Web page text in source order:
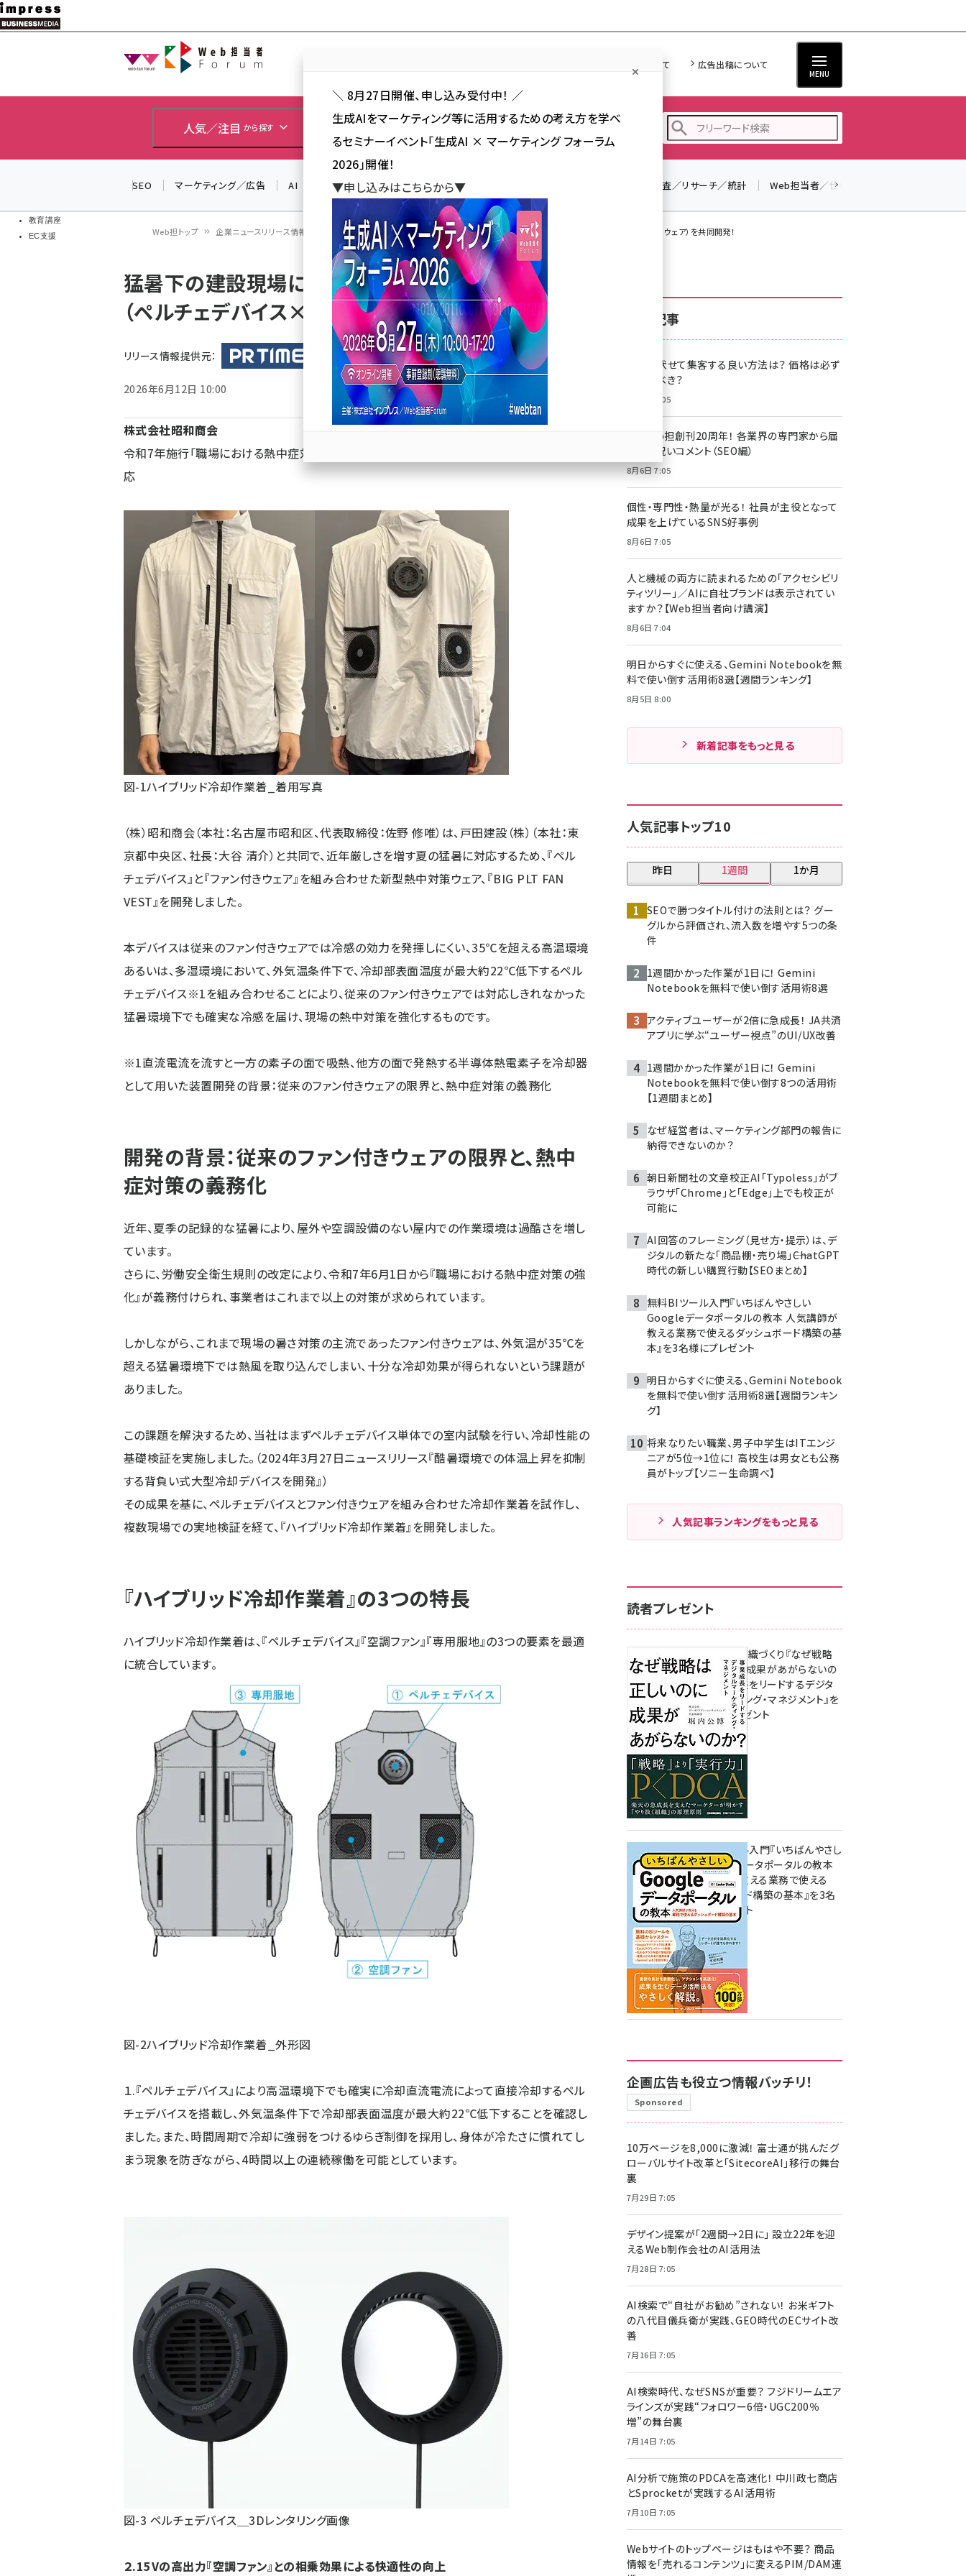
メ
イ
教育講座
EC支援
Web担当者Forum
Web担について 広告出稿について
MENU
人気／注目 から探す カテゴリ／種別 から探す セミナー／イベント から探す
ai (2804)
z世代 (1622)
meo (1275)
SEO マーケティング／広告 AI SNS アクセス解析／データ分析 調査／リサーチ／統計 Web担当者／仕事
ン
く
ず
Web担トップ 企業ニュースリリース情報（PR TIMES） 猛暑下の建設現場に向け「ハイブリッド冷却作業着」（ペルチェデバイス×ファン付きウェア）を共同開発！
猛暑下の建設現場に向け「ハイブリッド冷却作業着」
（ペルチェデバイス×ファン付きウェア）を共同開発！
リリース情報提供元：
2026年6月12日 10:00
株式会社昭和商会
令和7年施行「職場における熱中症対策の強化」義務化を背景に建設現場の過酷な暑さに対
応
図-1ハイブリッド冷却作業着_着用写真
（株）昭和商会（本社：名古屋市昭和区、代表取締役：佐野 修唯）は、戸田建設（株）（本社：東
京都中央区、社長：大谷 清介）と共同で、近年厳しさを増す夏の猛暑に対応するため、『ペル
チェデバイス』と『ファン付きウェア』を組み合わせた新型熱中対策ウェア、『BIG PLT FAN
VEST』を開発しました。
本デバイスは従来のファン付きウェアでは冷感の効力を発揮しにくい、35℃を超える高温環境
あるいは、多湿環境において、外気温条件下で、冷却部表面温度が最大約22℃低下するペル
チェデバイス※1を組み合わせることにより、従来のファン付きウェアでは対応しきれなかった
猛暑環境下でも確実な冷感を届け、現場の熱中対策を強化するものです。
※1直流電流を流すと一方の素子の面で吸熱、他方の面で発熱する半導体熱電素子を冷却器
として用いた装置開発の背景：従来のファン付きウェアの限界と、熱中症対策の義務化
開発の背景：従来のファン付きウェアの限界と、熱中
症対策の義務化
近年、夏季の記録的な猛暑により、屋外や空調設備のない屋内での作業環境は過酷さを増し
ています。
さらに、労働安全衛生規則の改定により、令和7年6月1日から『職場における熱中症対策の強
化』が義務付けられ、事業者はこれまで以上の対策が求められています。
しかしながら、これまで現場の暑さ対策の主流であったファン付きウェアは、外気温が35℃を
超える猛暑環境下では熱風を取り込んでしまい、十分な冷却効果が得られないという課題が
ありました。
この課題を解決するため、当社はまずペルチェデバイス単体での室内試験を行い、冷却性能の
基礎検証を実施しました。（2024年3月27日ニュースリリース『酷暑環境での体温上昇を抑制
する背負い式大型冷却デバイスを開発』）
その成果を基に、ペルチェデバイスとファン付きウェアを組み合わせた冷却作業着を試作し、
複数現場での実地検証を経て、『ハイブリッド冷却作業着』を開発しました。
『ハイブリッド冷却作業着』の3つの特長
ハイブリッド冷却作業着は、『ペルチェデバイス』『空調ファン』『専用服地』の3つの要素を最適
に統合しています。
図-2ハイブリッド冷却作業着_外形図
１.『ペルチェデバイス』により高温環境下でも確実に冷却直流電流によって直接冷却するペル
チェデバイスを搭載し、外気温条件下で冷却部表面温度が最大約22℃低下することを確認し
ました。また、時間周期で冷却に強弱をつけるゆらぎ制御を採用し、身体が冷たさに慣れてし
まう現象を防ぎながら、4時間以上の連続稼働を可能としています。
図-3 ペルチェデバイス＿3Dレンタリング画像
２.15Vの高出力『空調ファン』との相乗効果による快適性の向上
新着記事
価格を伏せて集客する良い方法は？ 価格は必ず
記載すべき？
8月6日 7:05
祝・Web担創刊20周年！ 各業界の専門家から届
いたお祝いコメント（SEO編）
8月6日 7:05
個性・専門性・熱量が光る！ 社員が主役となって
成果を上げているSNS好事例
8月6日 7:05
人と機械の両方に読まれるための「アクセシビリ
ティツリー」／AIに自社ブランドは表示されてい
ますか？【Web担当者向け講演】
8月6日 7:04
明日からすぐに使える、Gemini Notebookを無
料で使い倒す活用術8選【週間ランキング】
8月5日 8:00
新着記事をもっと見る
人気記事トップ10
昨日 1週間 1か月
SEOで勝つタイトル付けの法則とは？ グー
グルから評価され、流入数を増やす5つの条
件
1週間かかった作業が1日に！ Gemini
Notebookを無料で使い倒す活用術8選
アクティブユーザーが2倍に急成長！ JA共済
アプリに学ぶ“ユーザー視点”のUI/UX改善
1週間かかった作業が1日に！ Gemini
Notebookを無料で使い倒す8つの活用術
【1週間まとめ】
なぜ経営者は、マーケティング部門の報告に
納得できないのか？
朝日新聞社の文章校正AI「Typoless」がブ
ラウザ「Chrome」と「Edge」上でも校正が
可能に
AI回答のフレーミング（見せ方・提示）は、デ
ジタルの新たな「商品棚・売り場」――ChatGPT
時代の新しい購買行動【SEOまとめ】
無料BIツール入門『いちばんやさしい
Googleデータポータルの教本 人気講師が
教える業務で使えるダッシュボード構築の基
本』を3名様にプレゼント
明日からすぐに使える、Gemini Notebook
を無料で使い倒す活用術8選【週間ランキン
グ】
将来なりたい職業、男子中学生はITエンジ
ニアが5位→1位に！ 高校生は男女とも公務
員がトップ【ソニー生命調べ】
人気記事ランキングをもっと見る
読者プレゼント
成果を生む組織づくり『なぜ戦略
は正しいのに成果があがらないの
か？ 事業成長をリードするデジタ
ルマーケティング・マネジメント』を
3名様にプレゼント
10:00
無料BIツール入門『いちばんやさし
いGoogleデータポータルの教本
人気講師が教える業務で使える
ダッシュボード構築の基本』を3名
様にプレゼント
7月31日 10:00
企画広告も役立つ情報バッチリ！
Sponsored
10万ページを8,000に激減！ 富士通が挑んだグ
ローバルサイト改革と「SitecoreAI」移行の舞台
裏
7月29日 7:05
デザイン提案が「2週間→2日に」 設立22年を迎
えるWeb制作会社のAI活用法
7月28日 7:05
AI検索で“自社がお勧め”されない！ お米ギフト
の八代目儀兵衛が実践、GEO時代のECサイト改
善
7月16日 7:05
AI検索時代、なぜSNSが重要？ フジドリームエア
ラインズが実践“フォロワー6倍・UGC200％
増”の舞台裏
7月14日 7:05
AI分析で施策のPDCAを高速化！ 中川政七商店
とSprocketが実践するAI活用術
7月10日 7:05
Webサイトのトップページはもはや不要？ 商品
情報を「売れるコンテンツ」に変えるPIM/DAM連
＼ 8月27日開催、申し込み受付中！ ／
生成AIをマーケティング等に活用するための考え方を学べ
るセミナーイベント「生成AI × マーケティング フォーラム
2026」開催！
▼申し込みはこちらから▼